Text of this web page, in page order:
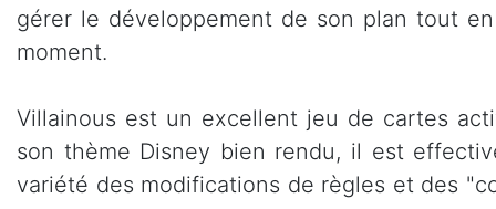
gérer le développement de son plan tout
moment.
Villainous est un excellent jeu de cartes
son thème Disney bien rendu, il est
variété des modifications de règles et des